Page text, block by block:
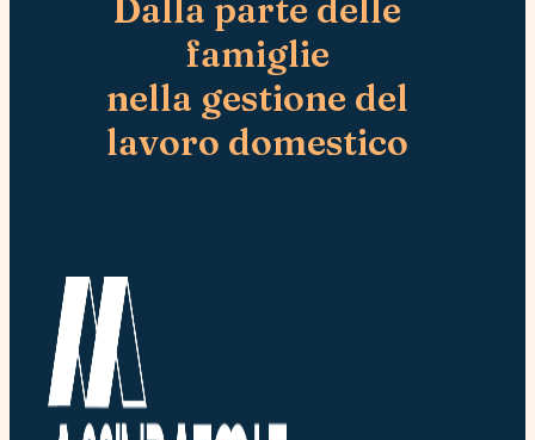
Dalla parte delle
famiglie
nella gestione del
lavoro domestico